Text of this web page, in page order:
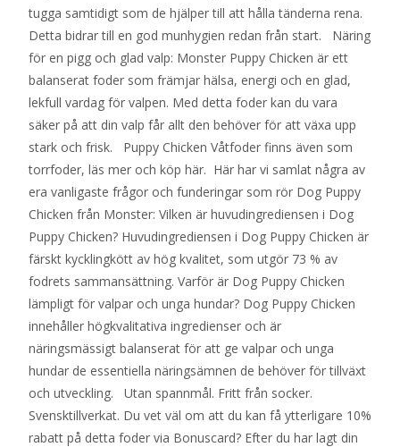
tugga samtidigt som de hjälper till att hålla tänderna rena.
Detta bidrar till en god munhygien redan från start. Näring
för en pigg och glad valp: Monster Puppy Chicken är ett
balanserat foder som främjar hälsa, energi och en glad,
lekfull vardag för valpen. Med detta foder kan du vara
säker på att din valp får allt den behöver för att växa upp
stark och frisk. Puppy Chicken Våtfoder finns även som
torrfoder, läs mer och köp här. Här har vi samlat några av
era vanligaste frågor och funderingar som rör Dog Puppy
Chicken från Monster: Vilken är huvudingrediensen i Dog
Puppy Chicken? Huvudingrediensen i Dog Puppy Chicken är
färskt kycklingkött av hög kvalitet, som utgör 73 % av
fodrets sammansättning. Varför är Dog Puppy Chicken
lämpligt för valpar och unga hundar? Dog Puppy Chicken
innehåller högkvalitativa ingredienser och är
näringsmässigt balanserat för att ge valpar och unga
hundar de essentiella näringsämnen de behöver för tillväxt
och utveckling. Utan spannmål. Fritt från socker.
Svensktillverkat. Du vet väl om att du kan få ytterligare 10%
rabatt på detta foder via Bonuscard? Efter du har lagt din